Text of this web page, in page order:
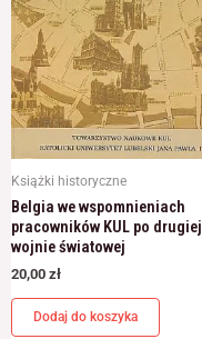
Książki historyczne
Belgia we wspomnieniach
pracowników KUL po drugiej
wojnie światowej
20,00 zł
Dodaj do koszyka